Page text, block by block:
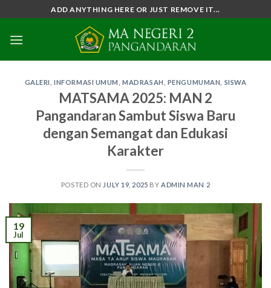
to
content
ADD ANYTHING HERE OR JUST REMOVE IT...
GALERI ,INFORMASI UMUM ,MADRASAH PENGUMUMAN SISWA
MATSAMA 2025: MAN 2
Pangandaran Sambut Siswa Baru
dengan Semangat dan Edukasi
Karakter
POSTED ON JULY 19, 2025 BY ADMIN MAN 2
19
Jul